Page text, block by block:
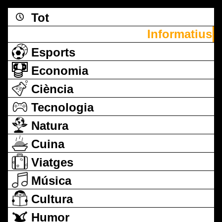
Tot
Informatius
Esports
Economia
Ciència
Tecnologia
Natura
Cuina
Viatges
Música
Cultura
Humor